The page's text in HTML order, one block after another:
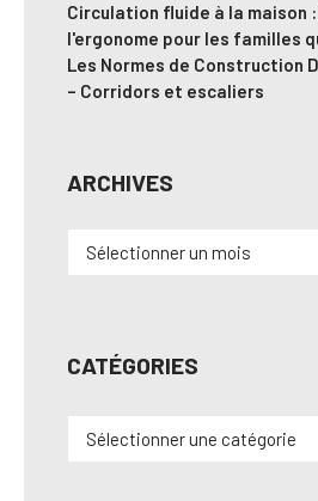
Circulation fluide à la maison
l'ergonome pour les familles
Les Normes de Construction
– Corridors et escaliers
ARCHIVES
Archives
CATÉGORIES
Catégories